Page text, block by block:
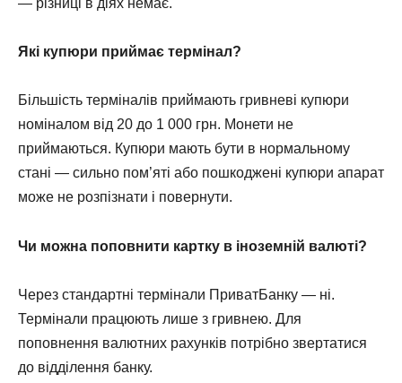
— різниці в діях немає.
Які купюри приймає термінал?
Більшість терміналів приймають гривневі купюри
номіналом від 20 до 1 000 грн. Монети не
приймаються. Купюри мають бути в нормальному
стані — сильно пом’яті або пошкоджені купюри апарат
може не розпізнати і повернути.
Чи можна поповнити картку в іноземній валюті?
Через стандартні термінали ПриватБанку — ні.
Термінали працюють лише з гривнею. Для
поповнення валютних рахунків потрібно звертатися
до відділення банку.